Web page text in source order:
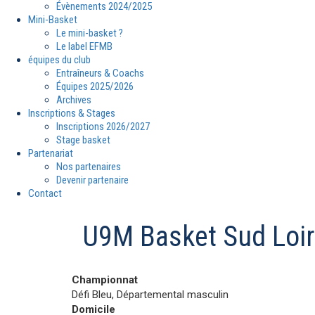
Évènements 2024/2025
Mini-Basket
Le mini-basket ?
Le label EFMB
équipes du club
Entraîneurs & Coachs
Équipes 2025/2026
Archives
Inscriptions & Stages
Inscriptions 2026/2027
Stage basket
Partenariat
Nos partenaires
Devenir partenaire
Contact
U9M Basket Sud
Championnat
Défi Bleu, Départemental masculin
Domicile